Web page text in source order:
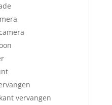
vervangen